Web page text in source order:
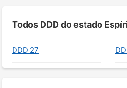
Todos DDD do estado
DDD 27